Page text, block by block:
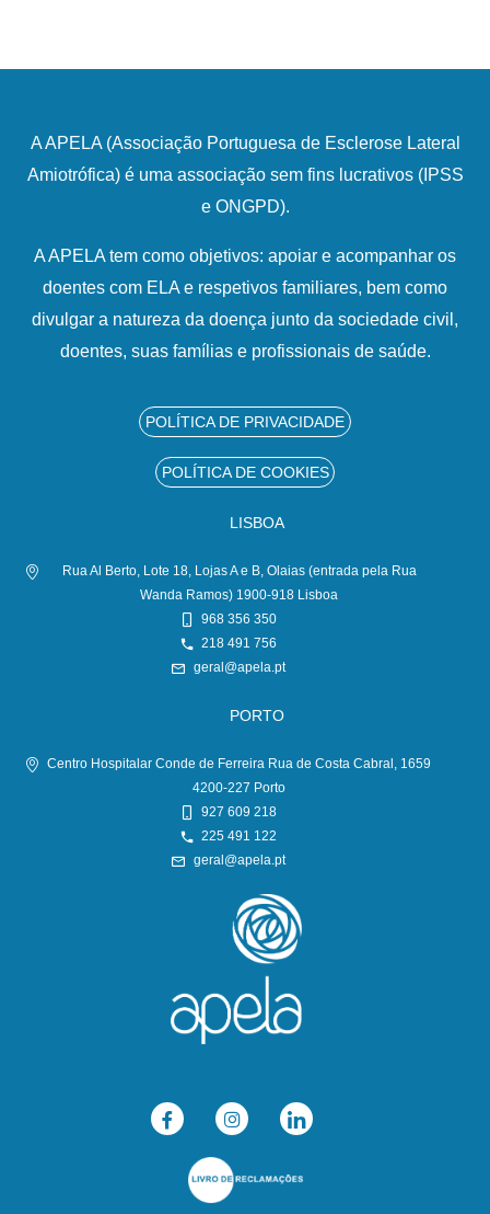
A APELA (Associação Portuguesa de Esclerose Lateral
Amiotrófica) é uma associação sem fins lucrativos (IPSS
e ONGPD).
A APELA tem como objetivos: apoiar e acompanhar os
doentes com ELA e respetivos familiares, bem como
divulgar a natureza da doença junto da sociedade civil,
doentes, suas famílias e profissionais de saúde.
POLÍTICA DE PRIVACIDADE
POLÍTICA DE COOKIES
LISBOA
Rua Al Berto, Lote 18, Lojas A e B, Olaias (entrada pela Rua
Wanda Ramos) 1900-918 Lisboa
968 356 350
218 491 756
geral@apela.pt
PORTO
Centro Hospitalar Conde de Ferreira Rua de Costa Cabral, 1659
4200-227 Porto
927 609 218
225 491 122
geral@apela.pt